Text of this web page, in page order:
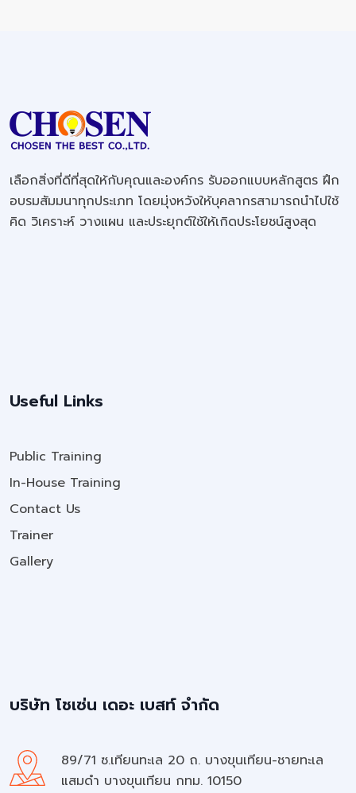
เลือกสิ่งที่ดีที่สุดให้กับคุณและองค์กร รับออกแบบหลักสูตร ฝึก
อบรมสัมมนาทุกประเภท โดยมุ่งหวังให้บุคลากรสามารถนำไปใช้
คิด วิเคราะห์ วางแผน และประยุกต์ใช้ให้เกิดประโยชน์สูงสุด
Useful Links
Public Training
In-House Training
Contact Us
Trainer
Gallery
บริษัท โชเซ่น เดอะ เบสท์ จำกัด
89/71 ซ.เทียนทะเล 20 ถ. บางขุนเทียน-ชายทะเล
แสมดำ บางขุนเทียน กทม. 10150